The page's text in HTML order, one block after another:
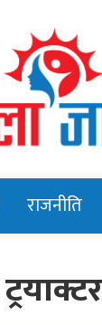
राजनीति